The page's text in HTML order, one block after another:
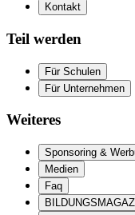
Kontakt
Teil werden
Für Schulen
Für Unternehmen
Weiteres
Sponsoring &
Medien
Faq